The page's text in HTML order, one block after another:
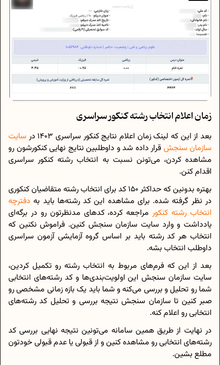
زمان اعلام انتخاب رشته کنکور سراسری
بعد از این که لینک زمان اعلام نتایج کنکور سراسری 1403 در
سایت
سازمان سنجش قرار داده شد و داوطلبین نتایج نهایی کنکورشون رو
مشاهده کردن، می‌تونن نسبت به انتخاب رشته کنکور سراسری
اقدام کنن.
بهتره بدونین که حداکثر 150 کد برای انتخاب رشته متقاضیان کنکوری
در نظر گرفته شده. برای مشاهده این کد رشته‌ها باید به دفترچه
انتخاب رشته کنکورمراجعه کرده، کدهای مدنظرتون رو در برگه‌ای
یادداشت و وارد سایت سازمان سنجش کنین. فراموش نکنین که
انتخاب هر کد رشته باید بر اساس گروه آزمایشی آزمون سراسری
داوطلب انتخاب بشه.
بعد از این که فرم‌های مربوط به انتخاب رشته رو تکمیل کردین،
سایت سازمان سنجش این اولویت‌بندی‌ها و کد رشته‌های انتخابی
شما رو تحلیل و بررسی می‌کنه و شما باید یک بازه زمانی مشخصی رو
صبر کنین تا سازمان سنجش نتیجه بررسی و تحلیل کد رشته‌های
انتخابی رو اعلام کنه.
در نهایت از طریق همین سامانه می‌تونین نتیجه نهایی بررسی کد
رشته‌های انتخابی رو مشاهده کنین و از قبولی یا عدم قبولی خودتون
مطلع بشین.